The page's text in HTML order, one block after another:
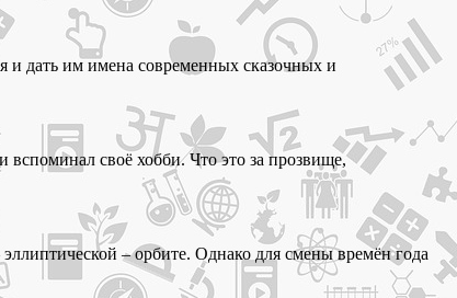
и дать им имена современных сказочных и
своё хобби. Что это за прозвище,
– орбите. Однако для смены времён года